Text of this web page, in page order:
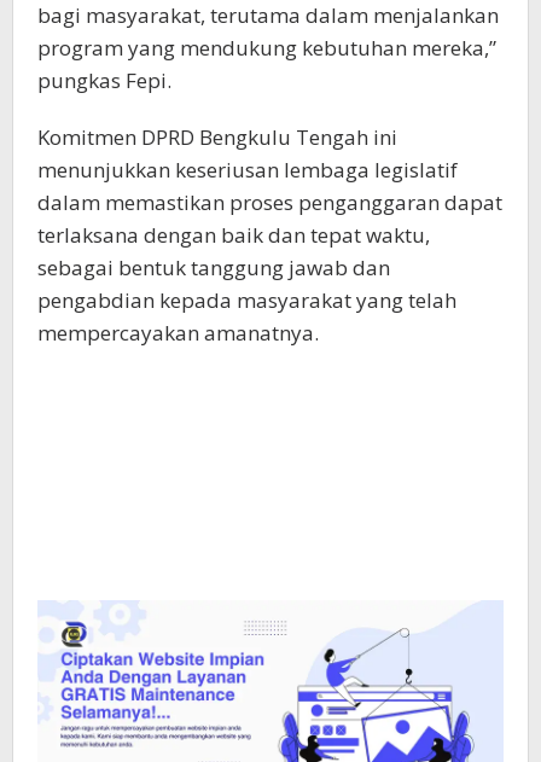
bagi masyarakat, terutama dalam menjalankan
program yang mendukung kebutuhan mereka,”
pungkas Fepi.
Komitmen DPRD Bengkulu Tengah ini
menunjukkan keseriusan lembaga legislatif
dalam memastikan proses penganggaran dapat
terlaksana dengan baik dan tepat waktu,
sebagai bentuk tanggung jawab dan
pengabdian kepada masyarakat yang telah
mempercayakan amanatnya.